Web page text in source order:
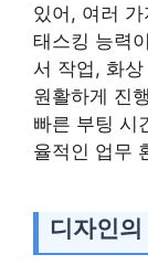
있어, 여러
태스킹 능력
서 작업, 화
원활하게 진
빠른 부팅 시
율적인 업무
디자인